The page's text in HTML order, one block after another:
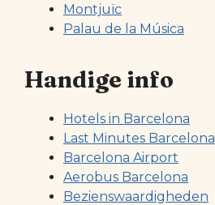
Montjuïc
Palau de la Música
Handige info
Hotels in Barcelona
Last Minutes Barcelona
Barcelona Airport
Aerobus Barcelona
Bezienswaardigheden